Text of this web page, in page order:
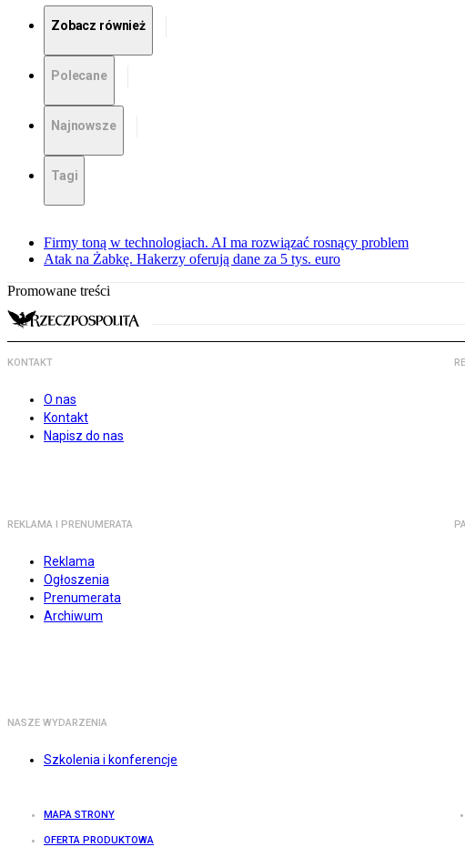
Zobacz również
Polecane
Najnowsze
Tagi
Firmy toną w technologiach. AI ma rozwiązać rosnący problem
Atak na Żabkę. Hakerzy oferują dane za 5 tys. euro
Promowane treści
KONTAKT
O nas
Kontakt
Napisz do nas
REKLAMA I PRENUMERATA
Reklama
Ogłoszenia
Prenumerata
Archiwum
NASZE WYDARZENIA
Szkolenia i konferencje
MAPA STRONY
OFERTA PRODUKTOWA